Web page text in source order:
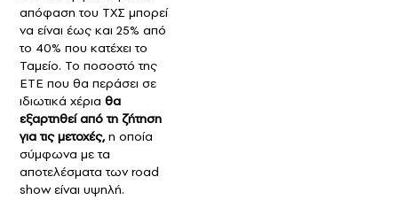
απόφαση του ΤΧΣ μπορεί
να είναι έως και 25% από
το 40% που κατέχει το
Ταμείο. Το ποσοστό της
ΕΤΕ που θα περάσει σε
ιδιωτικά χέρια θα
εξαρτηθεί από τη ζήτηση
για τις μετοχές,η οποία
σύμφωνα με τα
αποτελέσματα των road
show είναι υψηλή.